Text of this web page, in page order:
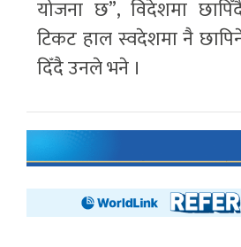
योजना छ”, विदेशमा
टिकट हाल स्वदेशमा नै
दिँदै उनले भने ।